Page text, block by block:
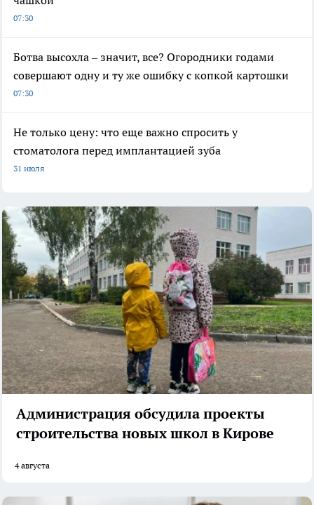
07:30
Ботва высохла – значит, все? Огородники годами
совершают одну и ту же ошибку с копкой картошки
07:30
Не только цену: что еще важно спросить у
стоматолога перед имплантацией зуба
31 июля
Администрация обсудила проекты
строительства новых школ в Кирове
4 августа